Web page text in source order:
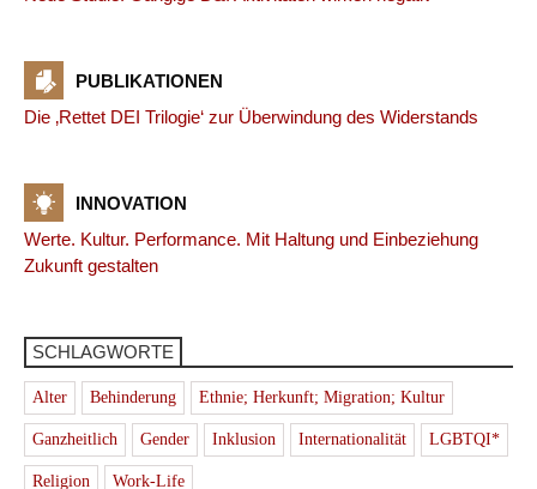
PUBLIKATIONEN
Die ‚Rettet DEI Trilogie‘ zur Überwindung des Widerstands
INNOVATION
Werte. Kultur. Performance. Mit Haltung und Einbeziehung
Zukunft gestalten
SCHLAGWORTE
Alter Behinderung Ethnie; Herkunft; Migration; Kultur
Ganzheitlich Gender Inklusion Internationalität LGBTQI*
Religion Work-Life